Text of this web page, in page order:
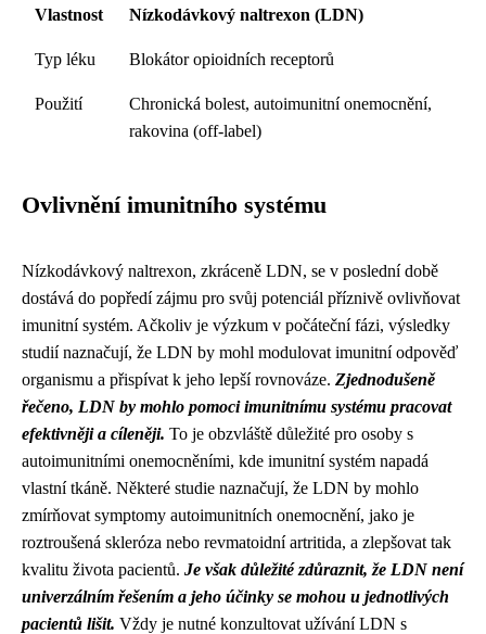
Vlastnost Nízkodávkový naltrexon (LDN)
Typ léku Blokátor opioidních receptorů
Použití
Chronická bolest, autoimunitní onemocnění,
rakovina (off-label)
Ovlivnění imunitního systému
Nízkodávkový naltrexon, zkráceně LDN, se v poslední době
dostává do popředí zájmu pro svůj potenciál příznivě ovlivňovat
imunitní systém. Ačkoliv je výzkum v počáteční fázi, výsledky
studií naznačují, že LDN by mohl modulovat imunitní odpověď
organismu a přispívat k jeho lepší rovnováze. Zjednodušeně
řečeno, LDN by mohlo pomoci imunitnímu systému pracovat
efektivněji a cíleněji. To je obzvláště důležité pro osoby s
autoimunitními onemocněními, kde imunitní systém napadá
vlastní tkáně. Některé studie naznačují, že LDN by mohlo
zmírňovat symptomy autoimunitních onemocnění, jako je
roztroušená skleróza nebo revmatoidní artritida, a zlepšovat tak
kvalitu života pacientů. Je však důležité zdůraznit, že LDN není
univerzálním řešením a jeho účinky se mohou u jednotlivých
pacientů lišit. Vždy je nutné konzultovat užívání LDN s